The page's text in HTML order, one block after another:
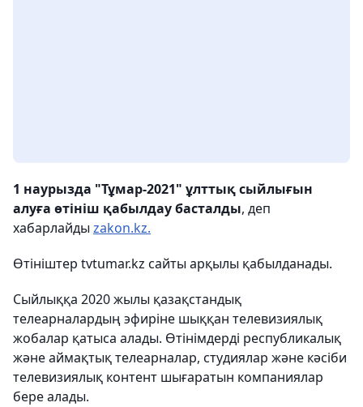
1 наурызда "Тұмар-2021" ұлттық сыйлығын
алуға өтініш қабылдау басталды, деп
хабарлайды zakon.kz.
Өтініштер tvtumar.kz сайты арқылы қабылданады.
Сыйлыққа 2020 жылы қазақстандық
телеарналардың эфиріне шыққан телевизиялық
жобалар қатыса алады. Өтінімдерді республикалық
және аймақтық телеарналар, студиялар және кәсіби
телевизиялық контент шығаратын компаниялар
бере алады.